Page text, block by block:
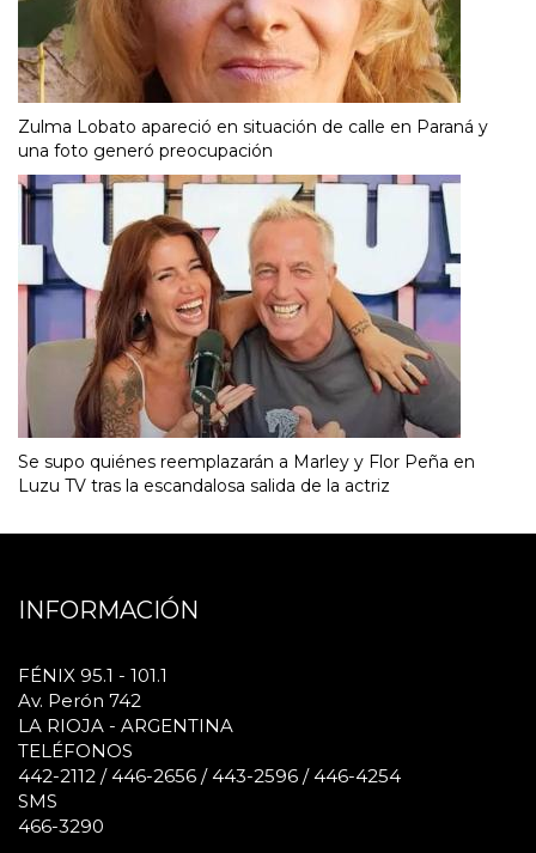
Zulma Lobato apareció en situación de calle en Paraná y
una foto generó preocupación
Se supo quiénes reemplazarán a Marley y Flor Peña en
Luzu TV tras la escandalosa salida de la actriz
INFORMACIÓN
FÉNIX 95.1 - 101.1
Av. Perón 742
LA RIOJA - ARGENTINA
TELÉFONOS
442-2112 / 446-2656 / 443-2596 / 446-4254
SMS
466-3290